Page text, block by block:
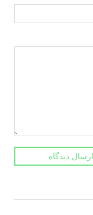
ارسال دیدگاه